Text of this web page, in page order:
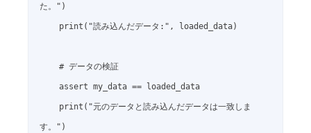
た。")
す。")